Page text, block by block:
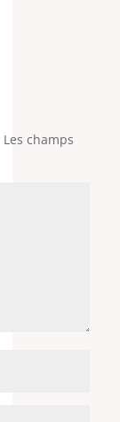
Les champs